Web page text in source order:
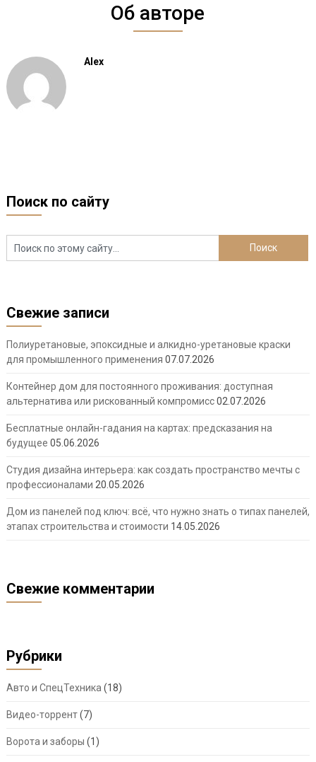
Об авторе
Alex
Поиск по сайту
Свежие записи
Полиуретановые, эпоксидные и алкидно-уретановые краски
для промышленного применения 07.07.2026
Контейнер дом для постоянного проживания: доступная
альтернатива или рискованный компромисс02.07.2026
Бесплатные онлайн-гадания на картах: предсказания на
будущее 05.06.2026
Студия дизайна интерьера: как создать пространство мечты с
профессионалами 20.05.2026
Дом из панелей под ключ: всё, что нужно знать о типах панелей,
этапах строительства и стоимости 14.05.2026
Свежие комментарии
Рубрики
Авто и СпецТехника(18)
Видео-торрент(7)
Ворота и заборы (1)